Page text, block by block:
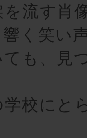
流す肖
く笑い
も、見
校にと